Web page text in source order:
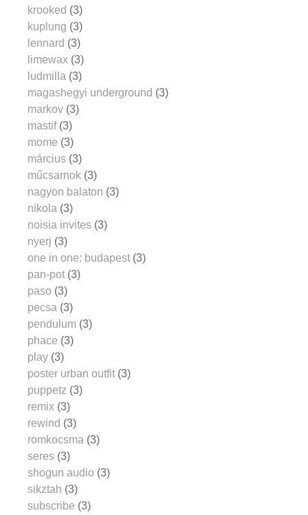
krooked (3)
kuplung (3)
lennard (3)
limewax (3)
ludmilla (3)
magashegyi underground (3)
markov (3)
mastif (3)
mome (3)
március (3)
műcsarnok (3)
nagyon balaton (3)
nikola (3)
noisia invites (3)
nyerj (3)
one in one: budapest (3)
pan-pot (3)
paso (3)
pecsa (3)
pendulum (3)
phace (3)
play (3)
poster urban outfit (3)
puppetz (3)
remix (3)
rewind (3)
romkocsma (3)
seres (3)
shogun audio (3)
sikztah (3)
subscribe (3)